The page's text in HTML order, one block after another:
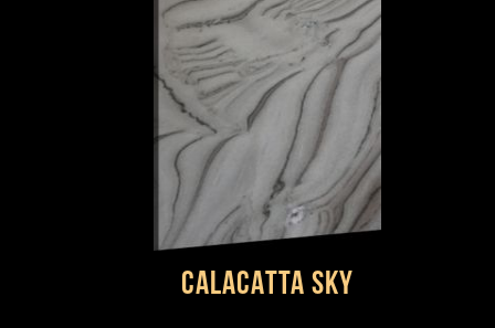
CALACATTA sky